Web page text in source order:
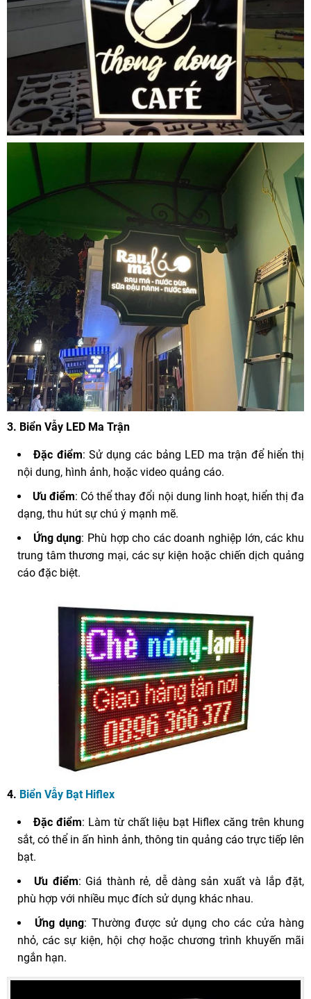
3. Biển Vẫy LED Ma Trận
Đặc điểm: Sử dụng các bảng LED ma trận để hiển thị
nội dung, hình ảnh, hoặc video quảng cáo.
Ưu điểm: Có thể thay đổi nội dung linh hoạt, hiển thị đa
dạng, thu hút sự chú ý mạnh mẽ.
Ứng dụng: Phù hợp cho các doanh nghiệp lớn, các khu
trung tâm thương mại, các sự kiện hoặc chiến dịch quảng
cáo đặc biệt.
4. Biển Vẫy Bạt Hiflex
Đặc điểm: Làm từ chất liệu bạt Hiflex căng trên khung
sắt, có thể in ấn hình ảnh, thông tin quảng cáo trực tiếp lên
bạt.
Ưu điểm: Giá thành rẻ, dễ dàng sản xuất và lắp đặt,
phù hợp với nhiều mục đích sử dụng khác nhau.
Ứng dụng: Thường được sử dụng cho các cửa hàng
nhỏ, các sự kiện, hội chợ hoặc chương trình khuyến mãi
ngắn hạn.